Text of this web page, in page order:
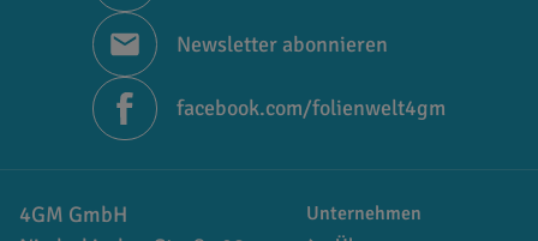
Newsletter abonnieren
facebook.com/folienwelt4gm
4GM GmbH
Unternehmen